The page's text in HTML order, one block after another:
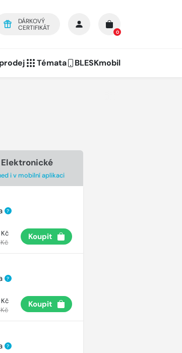
DÁRKOVÝ
CERTIFIKÁT
0
Témata BLESKmobil
Elektronické
i v mobilní aplikaci
?
Kč
Koupit
?
Kč
Koupit
?